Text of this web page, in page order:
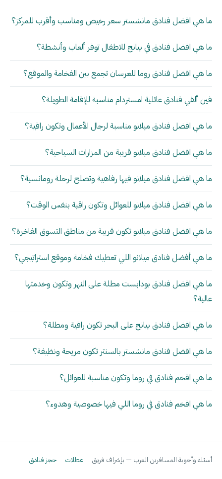
ما هي افضل فنادق مانشستر سعر رخيص ومناسب وأقرب للمركز؟
ما هي افضل فنادق في بيانج للاطفال توفر ألعاب وأنشطة؟
ما هي افضل فنادق روما للعرسان تجمع بين الفخامة والموقع؟
فين ألقي فنادق عائلية امستردام مناسبة للإقامة الطويلة؟
ما هي افضل فنادق ميلانو مناسبة لرجال الأعمال وتكون راقية؟
ما هي افضل فنادق ميلانو قريبة من المزارات السياحية؟
ما هي افضل فنادق ميلانو فيها رفاهية وتصلح لرحلة رومانسية؟
ما هي افضل فنادق ميلانو للعوائل وتكون راقية بنفس الوقت؟
ما هي افضل فنادق ميلانو تكون قريبة من مناطق التسوق الفاخرة؟
ما هي أفضل فنادق ميلانو اللي تعطيك فخامة وموقع استراتيجي؟
ما هي افضل فنادق بودابست مطلة على النهر وتكون وخدمتها
عالية؟
ما هي افضل فنادق بيانج على البحر تكون راقية ومطلة؟
ما هي افضل فنادق مانشستر بالسنتر تكون مريحة ونظيفة؟
ما هي افخم فنادق في روما وتكون مناسبة للعوائل؟
ما هي افخم فنادق في روما اللي فيها خصوصية وهدوء؟
أسئلة وأجوبة المسافرين العرب — بإشراف فريق عطلات حجز فنادق